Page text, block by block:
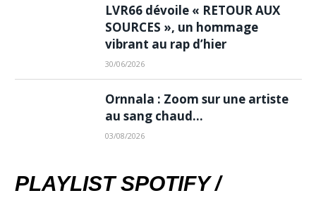
LVR66 dévoile « RETOUR AUX
SOURCES », un hommage
vibrant au rap d’hier
30/06/2026
Ornnala : Zoom sur une artiste
au sang chaud…
03/08/2026
PLAYLIST SPOTIFY /